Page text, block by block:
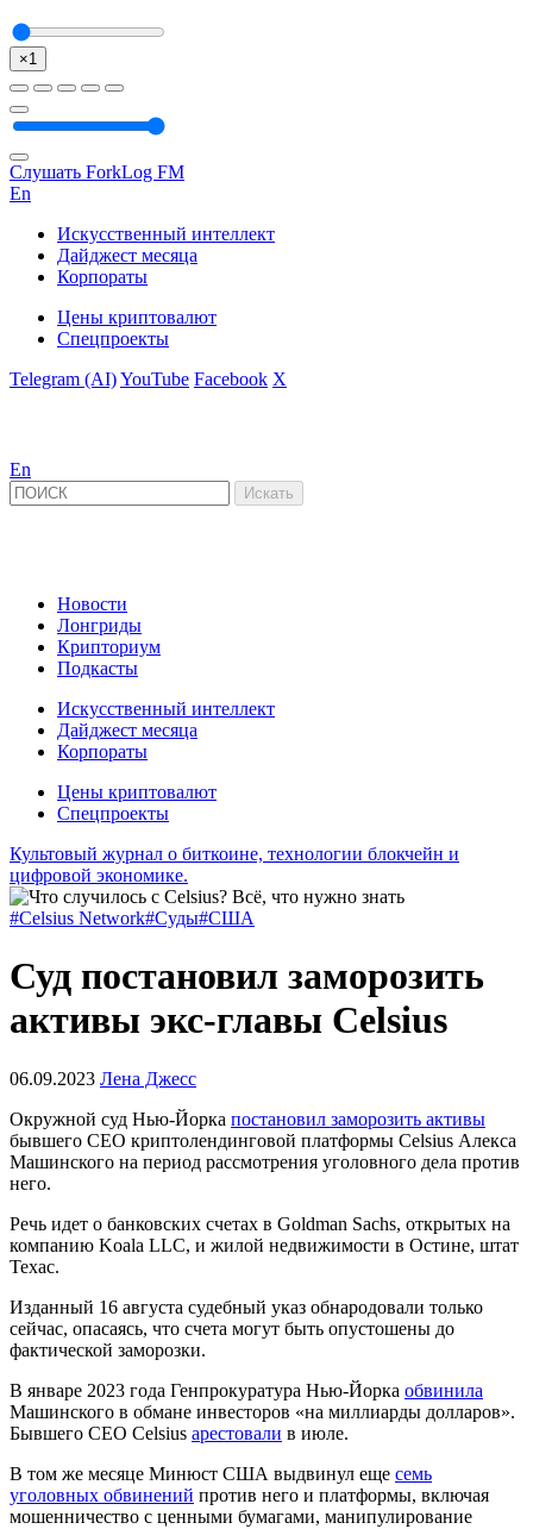
×1
Слушать ForkLog FM
En
Искусственный интеллект
Дайджест месяца
Корпораты
Цены криптовалют
Спецпроекты
Telegram (AI)YouTube Facebook X
En
Новости
Лонгриды
Крипториум
Подкасты
Искусственный интеллект
Дайджест месяца
Корпораты
Цены криптовалют
Спецпроекты
Культовый журнал о биткоине, технологии блокчейн и
цифровой экономике.
#Celsius Network#Суды#США
Суд постановил заморозить
активы экс-главы Celsius
06.09.2023 Лена Джесс
Окружной суд Нью-Йорка постановил заморозить активы
бывшего CEO криптолендинговой платформы Celsius Алекса
Машинского на период рассмотрения уголовного дела против
него.
Речь идет о банковских счетах в Goldman Sachs, открытых на
компанию Koala LLC, и жилой недвижимости в Остине, штат
Техас.
Изданный 16 августа судебный указ обнародовали только
сейчас, опасаясь, что счета могут быть опустошены до
фактической заморозки.
В январе 2023 года Генпрокуратура Нью-Йорка обвинила
Машинского в обмане инвесторов «на миллиарды долларов».
Бывшего CEO Celsius арестовали в июле.
В том же месяце Минюст США выдвинул еще семь
уголовных обвинений против него и платформы, включая
мошенничество с ценными бумагами, манипулирование